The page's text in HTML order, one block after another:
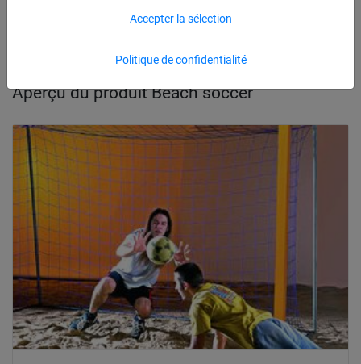
Politique de confidentialité
Accepter la sélection
Beach soccer
Aperçu du produit Beach soccer